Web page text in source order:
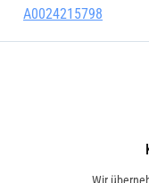
A0024215798